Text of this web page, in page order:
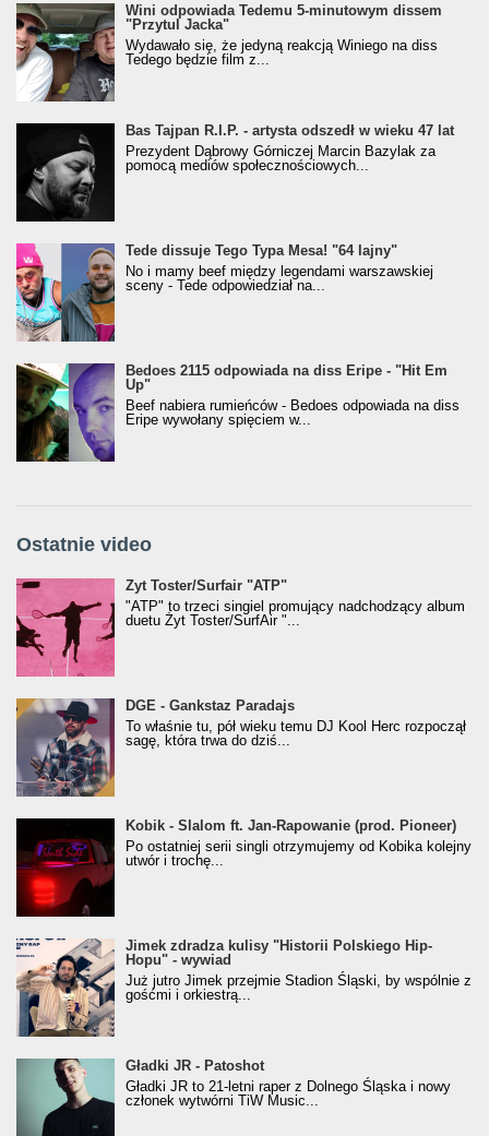
Wini odpowiada Tedemu 5-minutowym dissem
"Przytul Jacka"
Wydawało się, że jedyną reakcją Winiego na diss
Tedego będzie film z...
Bas Tajpan R.I.P. - artysta odszedł w wieku 47 lat
Prezydent Dąbrowy Górniczej Marcin Bazylak za
pomocą mediów społecznościowych...
Tede dissuje Tego Typa Mesa! "64 lajny"
No i mamy beef między legendami warszawskiej
sceny - Tede odpowiedział na...
Bedoes 2115 odpowiada na diss Eripe - "Hit Em
Up"
Beef nabiera rumieńców - Bedoes odpowiada na diss
Eripe wywołany spięciem w...
Ostatnie video
Żyt Toster/SurfAir - ATP VIDEO
Żyt Toster/Surfair "ATP"
"ATP" to trzeci singiel promujący nadchodzący album
duetu Żyt Toster/SurfAir "...
donGURALesko z nagrodą za
Klasyczny/Trueschoolowy Album Roku
(Popkillery 2023)
DGE - Gankstaz Paradajs
To właśnie tu, pół wieku temu DJ Kool Herc rozpoczął
sagę, która trwa do dziś...
Kobik - Slalom ft. Jan-Rapowanie (prod. Pioneer)
[Official Music Visualiser]
Kobik - Slalom ft. Jan-Rapowanie (prod. Pioneer)
Po ostatniej serii singli otrzymujemy od Kobika kolejny
utwór i trochę...
Jimek zdradza kulisy "Historii Polskiego Hip-
Hopu" - wywiad
Jimek zdradza kulisy "Historii Polskiego Hip-
Hopu" - wywiad
Już jutro Jimek przejmie Stadion Śląski, by wspólnie z
gośćmi i orkiestrą...
Gładki JR - Patoshot
Gładki JR - Patoshot
Gładki JR to 21-letni raper z Dolnego Śląska i nowy
członek wytwórni TiW Music...